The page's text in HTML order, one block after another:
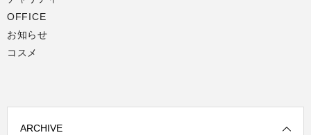
OFFICE
お知らせ
コスメ
ARCHIVE